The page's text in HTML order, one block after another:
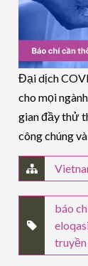
Đại dịch
cho mọi
gian đầy thử
công chúng
báo